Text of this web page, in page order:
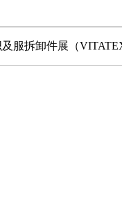
拆卸件展（VITATEX